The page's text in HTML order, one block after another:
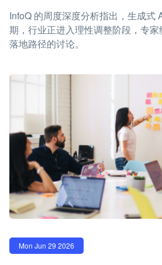
InfoQ 的周度深度分析指出，生成式
期，行业正进入理性调整阶段，专
落地路径的讨论。
Mon Jun 29 2026